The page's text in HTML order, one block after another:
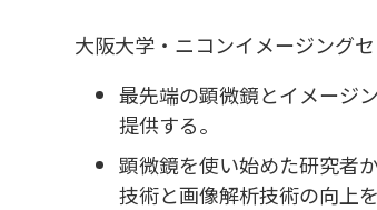
大阪大学・ニコンイメージング
最先端の顕微鏡とイメージ
提供する。
顕微鏡を使い始めた研究者
技術と画像解析技術の向上